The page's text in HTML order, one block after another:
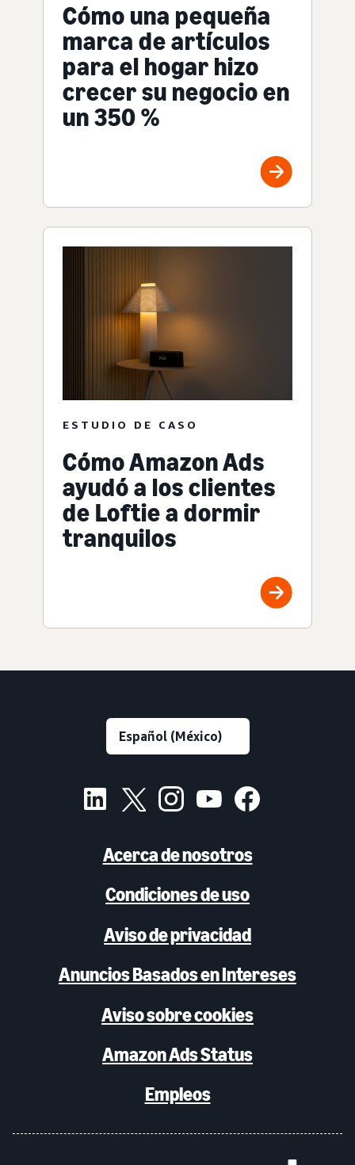
Cómo una pequeña
marca de artículos
para el hogar hizo
crecer su negocio en
un 350 %
ESTUDIO DE CASO
Cómo Amazon Ads
ayudó a los clientes
de Loftie a dormir
tranquilos
Acerca de nosotros
Condiciones de uso
Aviso de privacidad
Anuncios Basados en Intereses
Aviso sobre cookies
Amazon Ads Status
Empleos